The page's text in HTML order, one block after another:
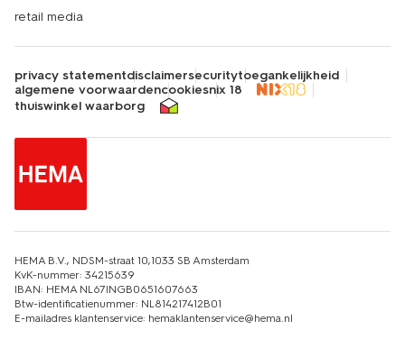
retail media
privacy statementdisclaimersecuritytoegankelijkheid
algemene voorwaardencookiesnix 18
thuiswinkel waarborg
HEMA B.V., NDSM-straat 10,1033 SB Amsterdam
KvK-nummer: 34215639
IBAN: HEMA NL67INGB0651607663
Btw-identificatienummer: NL814217412B01
E-mailadres klantenservice: hemaklantenservice@hema.nl